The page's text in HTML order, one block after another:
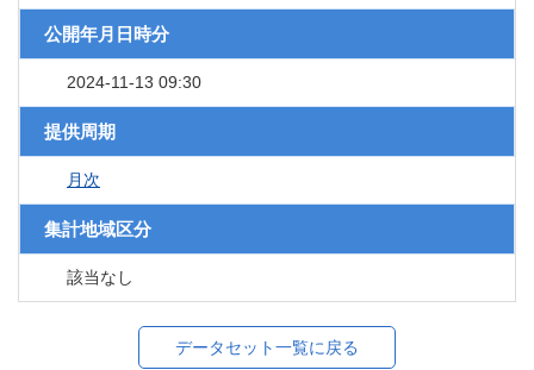
公開年月日時分
2024-11-13 09:30
提供周期
月次
集計地域区分
該当なし
データセット一覧に戻る